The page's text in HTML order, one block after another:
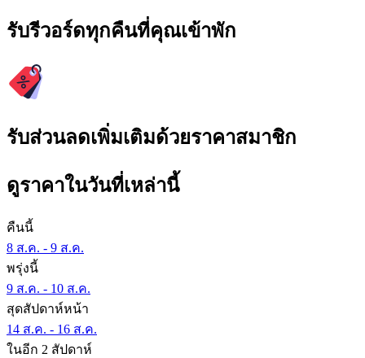
รับรีวอร์ดทุกคืนที่คุณเข้าพัก
รับส่วนลดเพิ่มเติมด้วยราคาสมาชิก
ดูราคาในวันที่เหล่านี้
คืนนี้
8 ส.ค. - 9 ส.ค.
พรุ่งนี้
9 ส.ค. - 10 ส.ค.
สุดสัปดาห์หน้า
14 ส.ค. - 16 ส.ค.
ในอีก 2 สัปดาห์